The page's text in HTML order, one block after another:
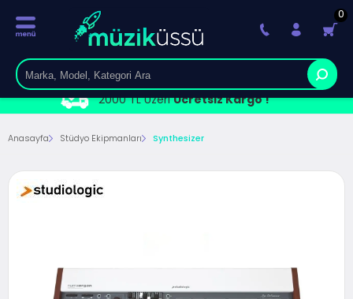
2000 TL ÜzeriÜcretsiz Kargo !
0
Anasayfa Stüdyo Ekipmanları Synthesizer